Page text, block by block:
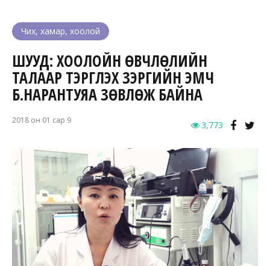
Чих, хамар, хоолой
ШУУД: ХООЛОЙН ӨВЧЛӨЛИЙН
ТАЛААР ТЭРГҮҮЛЭХ ЗЭРГИЙН ЭМЧ
Б.НАРАНТУЯА ЗӨВЛӨЖ БАЙНА
2018 он 01 сар 9 3,773